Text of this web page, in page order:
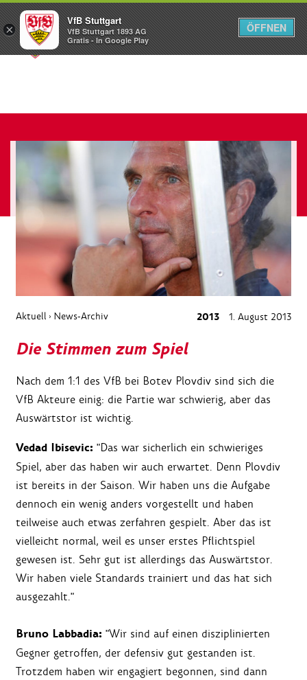
Menü
Aktuell › News-Archiv 2013 1. August 2013
Die Stimmen zum Spiel
Nach dem 1:1 des VfB bei Botev Plovdiv sind sich die
VfB Akteure einig: die Partie war schwierig, aber das
Auswärtstor ist wichtig.
Vedad Ibisevic: "Das war sicherlich ein schwieriges
Spiel, aber das haben wir auch erwartet. Denn Plovdiv
ist bereits in der Saison. Wir haben uns die Aufgabe
dennoch ein wenig anders vorgestellt und haben
teilweise auch etwas zerfahren gespielt. Aber das ist
vielleicht normal, weil es unser erstes Pflichtspiel
gewesen ist. Sehr gut ist allerdings das Auswärtstor.
Wir haben viele Standards trainiert und das hat sich
ausgezahlt."
Bruno Labbadia: "Wir sind auf einen disziplinierten
Gegner getroffen, der defensiv gut gestanden ist.
Trotzdem haben wir engagiert begonnen, sind dann
×
VfB Stuttgart
VfB Stuttgart 1893 AG
Gratis - In Google Play
ÖFFNEN